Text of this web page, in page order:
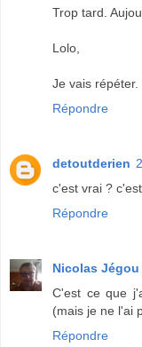
Trop tard.
Lolo,
Je vais répéter.
Répondre
detoutderien
c'est vrai ?
Répondre
Nicolas Jégou
C'est ce que
(mais je ne l'ai
Répondre